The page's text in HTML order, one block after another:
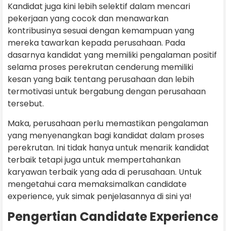
Kandidat juga kini lebih selektif dalam mencari
pekerjaan yang cocok dan menawarkan
kontribusinya sesuai dengan kemampuan yang
mereka tawarkan kepada perusahaan. Pada
dasarnya kandidat yang memiliki pengalaman positif
selama proses perekrutan cenderung memiliki
kesan yang baik tentang perusahaan dan lebih
termotivasi untuk bergabung dengan perusahaan
tersebut.
Maka, perusahaan perlu memastikan pengalaman
yang menyenangkan bagi kandidat dalam proses
perekrutan. Ini tidak hanya untuk menarik kandidat
terbaik tetapi juga untuk mempertahankan
karyawan terbaik yang ada di perusahaan. Untuk
mengetahui cara memaksimalkan candidate
experience, yuk simak penjelasannya di sini ya!
Pengertian Candidate Experience